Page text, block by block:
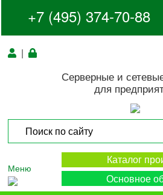
+7 (495) 374-70-88
|
Серверные и
для
Меню
Каталог
Основное